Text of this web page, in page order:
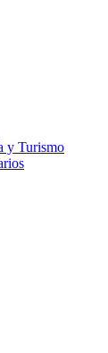
y Turismo